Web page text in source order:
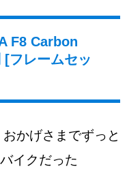
F8 Carbon
[フレームセッ
かげさまでずっと
イクだった